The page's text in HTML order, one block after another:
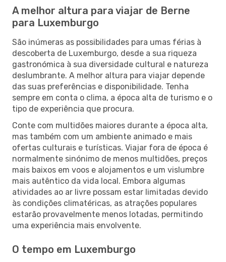
A melhor altura para viajar de Berne
para Luxemburgo
São inúmeras as possibilidades para umas férias à
descoberta de Luxemburgo, desde a sua riqueza
gastronómica à sua diversidade cultural e natureza
deslumbrante. A melhor altura para viajar depende
das suas preferências e disponibilidade. Tenha
sempre em conta o clima, a época alta de turismo e o
tipo de experiência que procura.
Conte com multidões maiores durante a época alta,
mas também com um ambiente animado e mais
ofertas culturais e turísticas. Viajar fora de época é
normalmente sinónimo de menos multidões, preços
mais baixos em voos e alojamentos e um vislumbre
mais autêntico da vida local. Embora algumas
atividades ao ar livre possam estar limitadas devido
às condições climatéricas, as atrações populares
estarão provavelmente menos lotadas, permitindo
uma experiência mais envolvente.
O tempo em Luxemburgo